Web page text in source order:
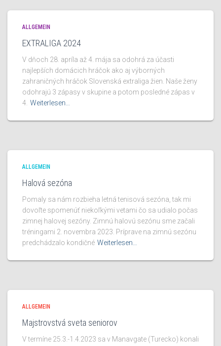
ALLGEMEIN
EXTRALIGA 2024
V dňoch 28. apríla až 4. mája sa odohrá za účasti
najlepších domácich hráčok ako aj výborných
zahraničných hráčok Slovenská extraliga žien. Naše ženy
odohrajú 3 zápasy v skupine a potom posledné zápas v
4. Weiterlesen…
ALLGEMEIN
Halová sezóna
Pomaly sa nám rozbieha letná tenisová sezóna, tak mi
dovoľte spomenúť niekoľkými vetami čo sa udialo počas
zimnej halovej sezóny. Zimnú halovú sezónu sme začali
tréningami 2. novembra 2023. Príprave na zimnú sezónu
predchádzalo kondičné Weiterlesen…
ALLGEMEIN
Majstrovstvá sveta seniorov
V termíne 25.3.-1.4.2023 sa v Manavgate (Turecko) konali